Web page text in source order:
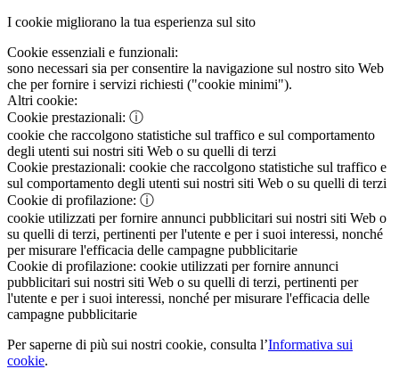
I cookie migliorano la tua esperienza sul sito
Cookie essenziali e funzionali:
sono necessari sia per consentire la navigazione sul nostro sito Web
che per fornire i servizi richiesti ("cookie minimi").
Altri cookie:
Cookie prestazionali: ⓘ
cookie che raccolgono statistiche sul traffico e sul comportamento
degli utenti sui nostri siti Web o su quelli di terzi
Cookie prestazionali: cookie che raccolgono statistiche sul traffico e
sul comportamento degli utenti sui nostri siti Web o su quelli di terzi
Cookie di profilazione: ⓘ
cookie utilizzati per fornire annunci pubblicitari sui nostri siti Web o
su quelli di terzi, pertinenti per l'utente e per i suoi interessi, nonché
per misurare l'efficacia delle campagne pubblicitarie
Cookie di profilazione: cookie utilizzati per fornire annunci
pubblicitari sui nostri siti Web o su quelli di terzi, pertinenti per
l'utente e per i suoi interessi, nonché per misurare l'efficacia delle
campagne pubblicitarie
Per saperne di più sui nostri cookie, consulta l’Informativa sui
cookie.